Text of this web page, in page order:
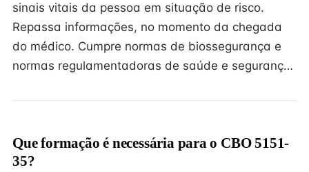
sinais vitais da pessoa em situação de risco.
Repassa informações, no momento da chegada
do médico. Cumpre normas de biossegurança e
normas regulamentadoras de saúde e seguranç…
Que formação é necessária para o CBO 5151-
35?